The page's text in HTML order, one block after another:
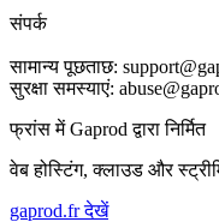
संपर्क
सामान्य पूछताछ:
सुरक्षा समस्याएं:
फ्रांस में Gaprod द्वारा निर्मित
वेब होस्टिंग, क्लाउड और
gaprod.fr देखें